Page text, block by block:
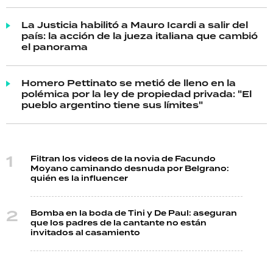
La Justicia habilitó a Mauro Icardi a salir del
país: la acción de la jueza italiana que cambió
el panorama
Homero Pettinato se metió de lleno en la
polémica por la ley de propiedad privada: "El
pueblo argentino tiene sus límites"
Filtran los videos de la novia de Facundo
Moyano caminando desnuda por Belgrano:
quién es la influencer
Bomba en la boda de Tini y De Paul: aseguran
que los padres de la cantante no están
invitados al casamiento